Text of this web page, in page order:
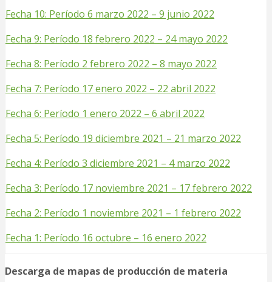
Fecha 10: Período 6 marzo 2022 – 9 junio 2022
Fecha 9: Período 18 febrero 2022 – 24 mayo 2022
Fecha 8: Período 2 febrero 2022 – 8 mayo 2022
Fecha 7: Período 17 enero 2022 – 22 abril 2022
Fecha 6: Período 1 enero 2022 – 6 abril 2022
Fecha 5: Período 19 diciembre 2021 – 21 marzo 2022
Fecha 4: Período 3 diciembre 2021 – 4 marzo 2022
Fecha 3: Período 17 noviembre 2021 – 17 febrero 2022
Fecha 2: Período 1 noviembre 2021 – 1 febrero 2022
Fecha 1: Período 16 octubre – 16 enero 2022
Descarga de mapas de producción de materia